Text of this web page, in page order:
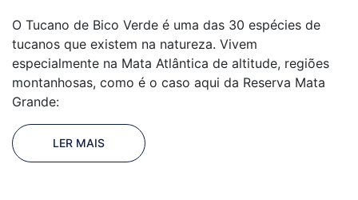
O Tucano de Bico Verde é uma das 30 espécies de
tucanos que existem na natureza. Vivem
especialmente na Mata Atlântica de altitude, regiões
montanhosas, como é o caso aqui da Reserva Mata
Grande:
LER MAIS